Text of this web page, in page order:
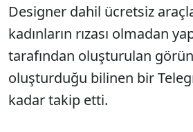
Designer dahil ücretsiz
kadınların rızası olmadan
tarafından oluşturulan
oluşturduğu bilinen bir
kadar takip etti.